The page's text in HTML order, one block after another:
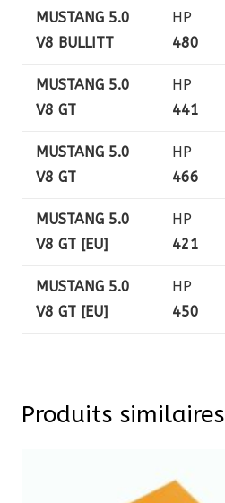
MUSTANG 5.0
V8 BULLITT
HP
480
MUSTANG 5.0
V8 GT
HP
441
MUSTANG 5.0
V8 GT
HP
466
MUSTANG 5.0
V8 GT [EU]
HP
421
MUSTANG 5.0
V8 GT [EU]
HP
450
Produits similaires